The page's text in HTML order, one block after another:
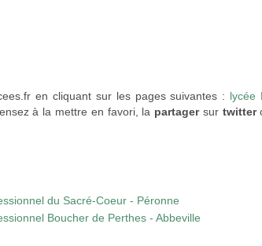
en cliquant sur les pages suivantes : lycée
à la mettre en favori, la partagersur twitter
du Sacré-Coeur - Péronne
Boucher de Perthes - Abbeville